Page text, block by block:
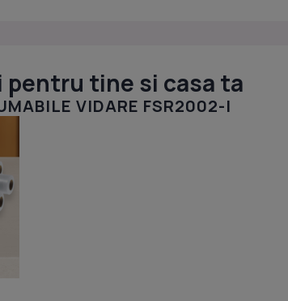
pentru tine si casa ta
VIDARE FSR2002-I